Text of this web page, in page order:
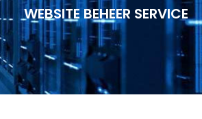
WEBSITE BEHEER SERVICE